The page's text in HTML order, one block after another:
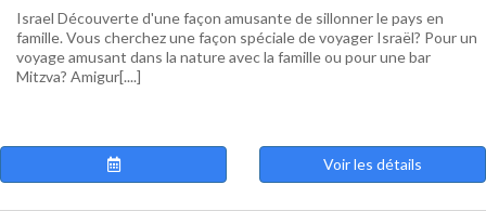
Israel Découverte d'une façon amusante de sillonner le pays en
famille. Vous cherchez une façon spéciale de voyager Israël? Pour un
voyage amusant dans la nature avec la famille ou pour une bar
Mitzva? Amigur[....]
Voir les détails